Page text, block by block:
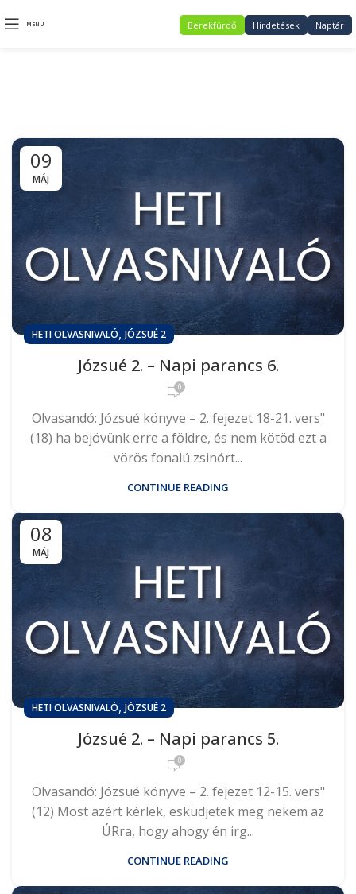
MENU Berekfürdő Hirdetések Naptár
09
MÁJ
HETI OLVASNIVALÓ, JÓZSUÉ 2
Józsué 2. – Napi parancs 6.
0
Olvasandó: Józsué könyve – 2. fejezet 18-21. vers"
(18) ha bejövünk erre a földre, és nem kötöd ezt a
vörös fonalú zsinórt...
CONTINUE READING
08
MÁJ
HETI OLVASNIVALÓ, JÓZSUÉ 2
Józsué 2. – Napi parancs 5.
0
Olvasandó: Józsué könyve – 2. fejezet 12-15. vers"
(12) Most azért kérlek, esküdjetek meg nekem az
ÚRra, hogy ahogy én irg...
CONTINUE READING